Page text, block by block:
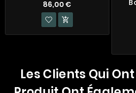
86,00 €

Les Clients Qui